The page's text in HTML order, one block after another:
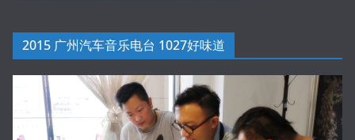
2015 广州汽车音乐电台 1027好味道